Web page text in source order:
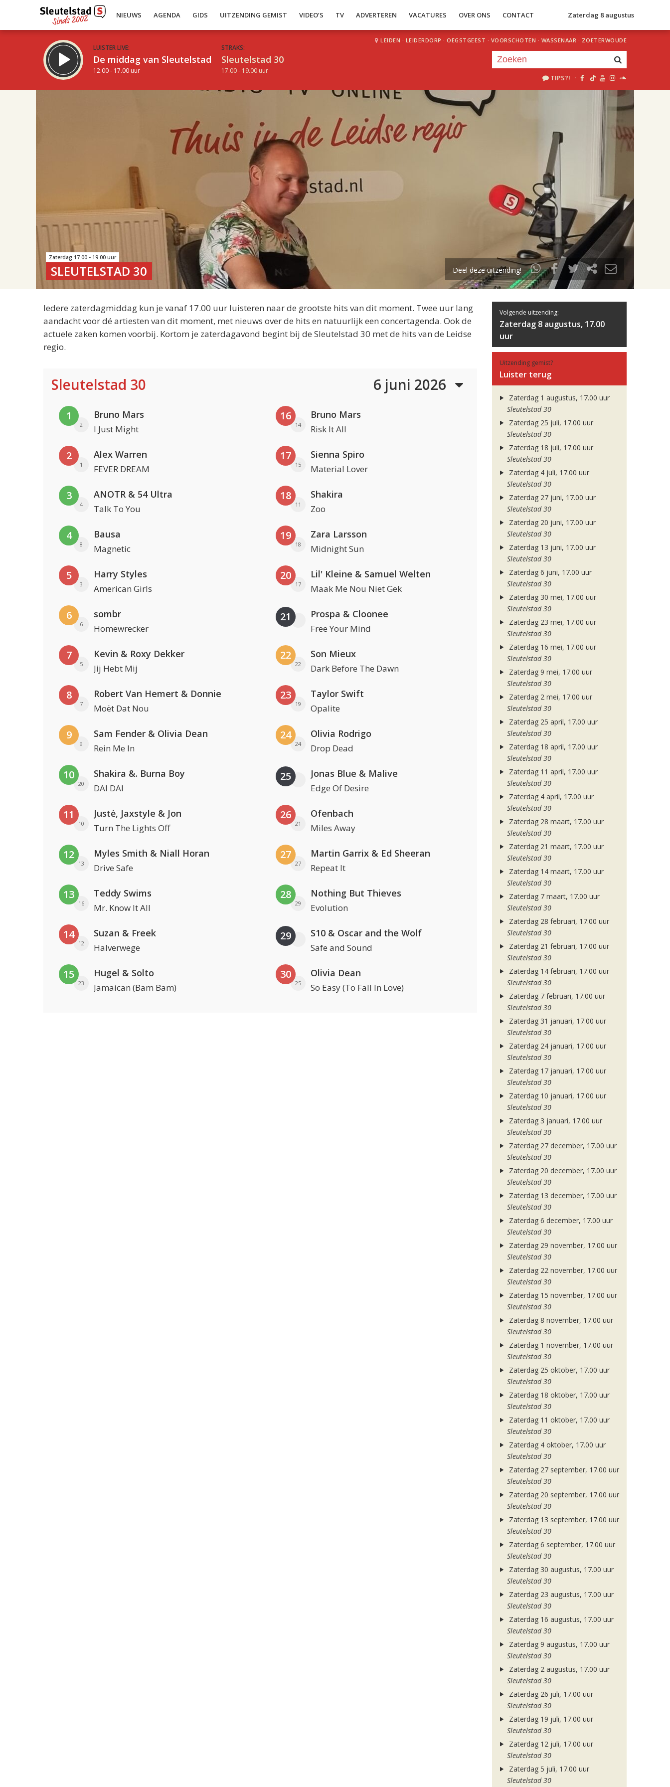
NIEUWS AGENDA GIDS UITZENDING GEMIST VIDEO’S TV ADVERTEREN VACATURES OVER ONS CONTACT Zaterdag 8 augustus
LUISTER LIVE:
De middag van Sleutelstad
12.00 - 17.00 uur
STRAKS:
Sleutelstad 30
17.00 - 19.00 uur
LEIDEN · LEIDERDORP · OEGSTGEEST · VOORSCHOTEN · WASSENAAR · ZOETERWOUDE
TIPS?! ·
uur 1 van 2
Volgend uur
Zaterdag 17.00 - 19.00 uur
SLEUTELSTAD 30 Deel deze uitzending!
Iedere zaterdagmiddag kun je vanaf 17.00 uur luisteren naar de grootste hits van dit moment. Twee uur lang
aandacht voor dé artiesten van dit moment, met nieuws over de hits en natuurlijk een concertagenda. Ook de
actuele zaken komen voorbij. Kortom je zaterdagavond begint bij de Sleutelstad 30 met de hits van de Leidse
regio.
Sleutelstad 30 6 juni 2026
1
2
Bruno Mars
I Just Might
2
1
Alex Warren
FEVER DREAM
3
4
ANOTR & 54 Ultra
Talk To You
4
8
Bausa
Magnetic
5
3
Harry Styles
American Girls
6
6
sombr
Homewrecker
7
5
Kevin & Roxy Dekker
Jij Hebt Mij
8
7
Robert Van Hemert & Donnie
Moët Dat Nou
9
9
Sam Fender & Olivia Dean
Rein Me In
10
20
Shakira &. Burna Boy
DAI DAI
11
10
Justė, Jaxstyle & Jon
Turn The Lights Off
12
13
Myles Smith & Niall Horan
Drive Safe
13
16
Teddy Swims
Mr. Know It All
14
12
Suzan & Freek
Halverwege
15
23
Hugel & Solto
Jamaican (Bam Bam)
16
14
Bruno Mars
Risk It All
17
15
Sienna Spiro
Material Lover
18
11
Shakira
Zoo
19
18
Zara Larsson
Midnight Sun
20
17
Lil' Kleine & Samuel Welten
Maak Me Nou Niet Gek
21 Prospa & Cloonee
Free Your Mind
22
22
Son Mieux
Dark Before The Dawn
23
19
Taylor Swift
Opalite
24
24
Olivia Rodrigo
Drop Dead
25 Jonas Blue & Malive
Edge Of Desire
26
21
Ofenbach
Miles Away
27
27
Martin Garrix & Ed Sheeran
Repeat It
28
29
Nothing But Thieves
Evolution
29 S10 & Oscar and the Wolf
Safe and Sound
30
25
Olivia Dean
So Easy (To Fall In Love)
Volgende uitzending:
Zaterdag 8 augustus, 17.00
uur
Uitzending gemist?
Luister terug
Zaterdag 1 augustus, 17.00 uur
Sleutelstad 30
Zaterdag 25 juli, 17.00 uur
Sleutelstad 30
Zaterdag 18 juli, 17.00 uur
Sleutelstad 30
Zaterdag 4 juli, 17.00 uur
Sleutelstad 30
Zaterdag 27 juni, 17.00 uur
Sleutelstad 30
Zaterdag 20 juni, 17.00 uur
Sleutelstad 30
Zaterdag 13 juni, 17.00 uur
Sleutelstad 30
Zaterdag 6 juni, 17.00 uur
Sleutelstad 30
Zaterdag 30 mei, 17.00 uur
Sleutelstad 30
Zaterdag 23 mei, 17.00 uur
Sleutelstad 30
Zaterdag 16 mei, 17.00 uur
Sleutelstad 30
Zaterdag 9 mei, 17.00 uur
Sleutelstad 30
Zaterdag 2 mei, 17.00 uur
Sleutelstad 30
Zaterdag 25 april, 17.00 uur
Sleutelstad 30
Zaterdag 18 april, 17.00 uur
Sleutelstad 30
Zaterdag 11 april, 17.00 uur
Sleutelstad 30
Zaterdag 4 april, 17.00 uur
Sleutelstad 30
Zaterdag 28 maart, 17.00 uur
Sleutelstad 30
Zaterdag 21 maart, 17.00 uur
Sleutelstad 30
Zaterdag 14 maart, 17.00 uur
Sleutelstad 30
Zaterdag 7 maart, 17.00 uur
Sleutelstad 30
Zaterdag 28 februari, 17.00 uur
Sleutelstad 30
Zaterdag 21 februari, 17.00 uur
Sleutelstad 30
Zaterdag 14 februari, 17.00 uur
Sleutelstad 30
Zaterdag 7 februari, 17.00 uur
Sleutelstad 30
Zaterdag 31 januari, 17.00 uur
Sleutelstad 30
Zaterdag 24 januari, 17.00 uur
Sleutelstad 30
Zaterdag 17 januari, 17.00 uur
Sleutelstad 30
Zaterdag 10 januari, 17.00 uur
Sleutelstad 30
Zaterdag 3 januari, 17.00 uur
Sleutelstad 30
Zaterdag 27 december, 17.00 uur
Sleutelstad 30
Zaterdag 20 december, 17.00 uur
Sleutelstad 30
Zaterdag 13 december, 17.00 uur
Sleutelstad 30
Zaterdag 6 december, 17.00 uur
Sleutelstad 30
Zaterdag 29 november, 17.00 uur
Sleutelstad 30
Zaterdag 22 november, 17.00 uur
Sleutelstad 30
Zaterdag 15 november, 17.00 uur
Sleutelstad 30
Zaterdag 8 november, 17.00 uur
Sleutelstad 30
Zaterdag 1 november, 17.00 uur
Sleutelstad 30
Zaterdag 25 oktober, 17.00 uur
Sleutelstad 30
Zaterdag 18 oktober, 17.00 uur
Sleutelstad 30
Zaterdag 11 oktober, 17.00 uur
Sleutelstad 30
Zaterdag 4 oktober, 17.00 uur
Sleutelstad 30
Zaterdag 27 september, 17.00 uur
Sleutelstad 30
Zaterdag 20 september, 17.00 uur
Sleutelstad 30
Zaterdag 13 september, 17.00 uur
Sleutelstad 30
Zaterdag 6 september, 17.00 uur
Sleutelstad 30
Zaterdag 30 augustus, 17.00 uur
Sleutelstad 30
Zaterdag 23 augustus, 17.00 uur
Sleutelstad 30
Zaterdag 16 augustus, 17.00 uur
Sleutelstad 30
Zaterdag 9 augustus, 17.00 uur
Sleutelstad 30
Zaterdag 2 augustus, 17.00 uur
Sleutelstad 30
Zaterdag 26 juli, 17.00 uur
Sleutelstad 30
Zaterdag 19 juli, 17.00 uur
Sleutelstad 30
Zaterdag 12 juli, 17.00 uur
Sleutelstad 30
Zaterdag 5 juli, 17.00 uur
Sleutelstad 30